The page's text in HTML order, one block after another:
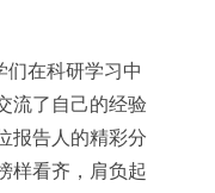
们在科研学习中
流了自己的经验
报告人的精彩分
样看齐，肩负起